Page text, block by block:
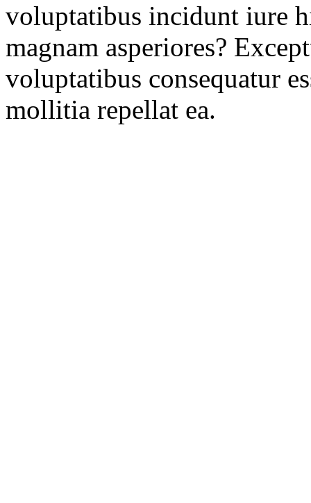
voluptatibus incidunt iure
magnam asperiores?
voluptatibus consequatur
mollitia repellat ea.